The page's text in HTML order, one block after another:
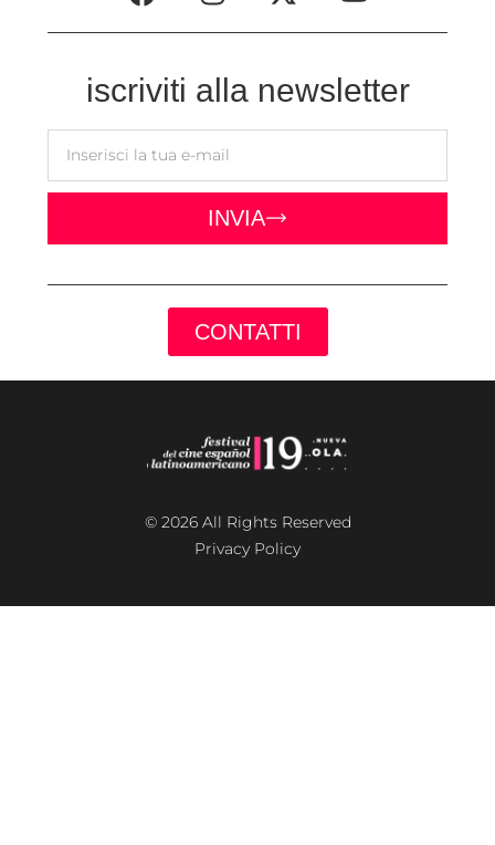
iscriviti alla newsletter
INVIA
CONTATTI
© 2026 All Rights Reserved
Privacy Policy